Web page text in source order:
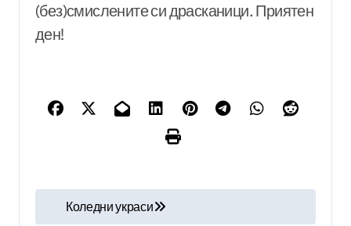
(без)смислените си драсканици. Приятен
ден!
Коледни украси